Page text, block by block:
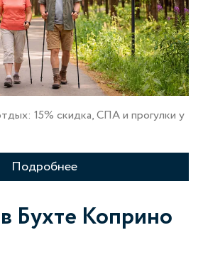
15% скидка, СПА и прогулки у
Подробнее
Бухте Коприно